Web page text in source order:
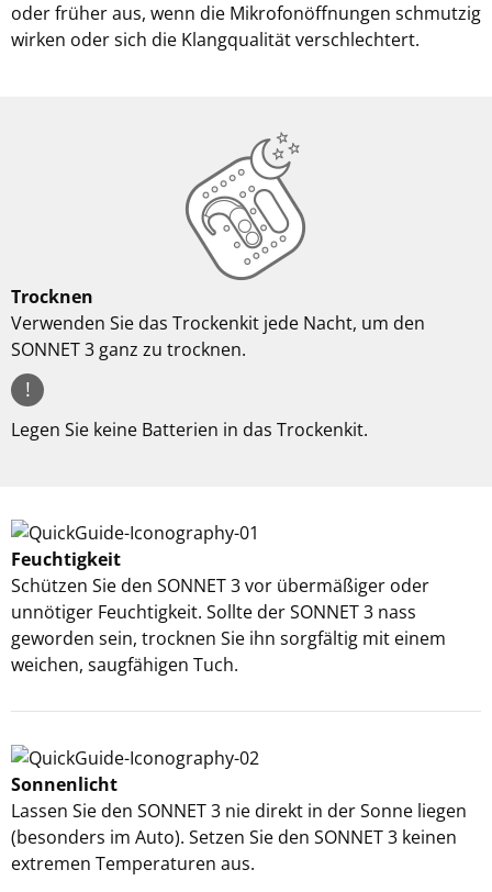
oder früher aus, wenn die Mikrofonöffnungen schmutzig
wirken oder sich die Klangqualität verschlechtert.
Trocknen
Verwenden Sie das Trockenkit jede Nacht, um den
SONNET 3 ganz zu trocknen.
!
Legen Sie keine Batterien in das Trockenkit.
Feuchtigkeit
Schützen Sie den SONNET 3 vor übermäßiger oder
unnötiger Feuchtigkeit. Sollte der SONNET 3 nass
geworden sein, trocknen Sie ihn sorgfältig mit einem
weichen, saugfähigen Tuch.
Sonnenlicht
Lassen Sie den SONNET 3 nie direkt in der Sonne liegen
(besonders im Auto). Setzen Sie den SONNET 3 keinen
extremen Temperaturen aus.